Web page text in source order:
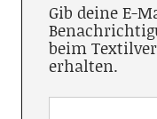
Gib deine E-
beim
erhalten.